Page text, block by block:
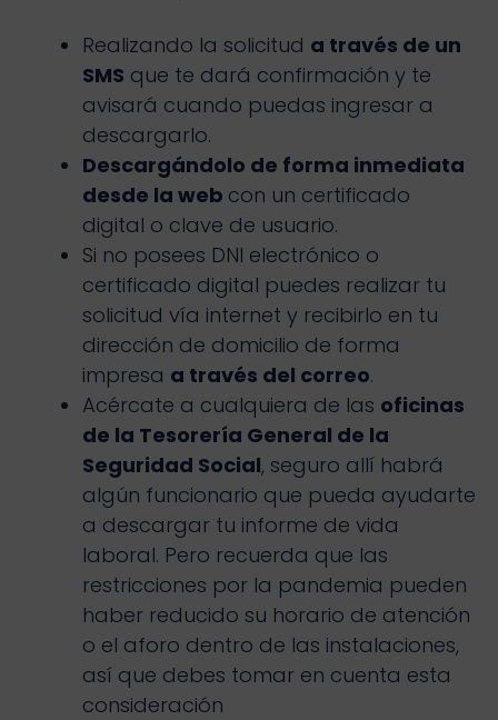
Realizando la solicitud a través de un
SMS que te dará confirmación y te
avisará cuando puedas ingresar a
descargarlo.
Descargándolo de forma inmediata
desde la web con un certificado
digital o clave de usuario.
Si no posees DNI electrónico o
certificado digital puedes realizar tu
solicitud vía internet y recibirlo en tu
dirección de domicilio de forma
impresa a través del correo.
Acércate a cualquiera de las oficinas
de la Tesorería General de la
Seguridad Social, seguro allí habrá
algún funcionario que pueda ayudarte
a descargar tu informe de vida
laboral. Pero recuerda que las
restricciones por la pandemia pueden
haber reducido su horario de atención
o el aforo dentro de las instalaciones,
así que debes tomar en cuenta esta
consideración